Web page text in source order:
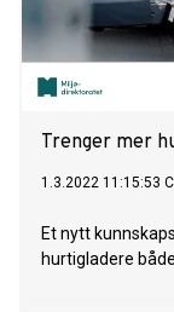
Trenger mer
1.3.2022 11:15:53
Et nytt
hurtigladere